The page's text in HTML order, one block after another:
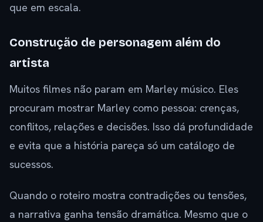
que em escala.
Construção de personagem além do
artista
Muitos filmes não param em Marley músico. Eles
procuram mostrar Marley como pessoa: crenças,
conflitos, relações e decisões. Isso dá profundidade
e evita que a história pareça só um catálogo de
sucessos.
Quando o roteiro mostra contradições ou tensões,
a narrativa ganha tensão dramática. Mesmo que o